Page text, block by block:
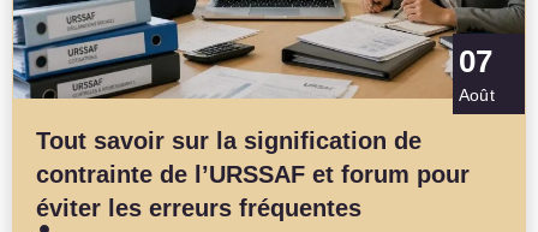
07
Août
Tout savoir sur la signification de
contrainte de l’URSSAF et forum pour
éviter les erreurs fréquentes